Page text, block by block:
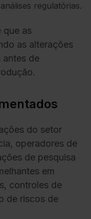
regulatórias.
que as
as alterações
antes de
do setor
operadores de
de pesquisa
em
controles de
de riscos de